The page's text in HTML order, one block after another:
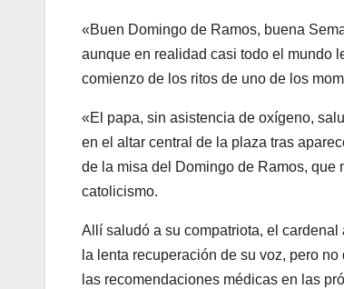
«Buen Domingo de Ramos, buena
aunque en realidad casi todo el mundo
comienzo de los ritos de uno de los
«El papa, sin asistencia de oxígeno,
en el altar central de la plaza tras
de la misa del Domingo de Ramos, que
catolicismo.
Allí saludó a su compatriota, el
la lenta recuperación de su voz, pero
las recomendaciones médicas en las